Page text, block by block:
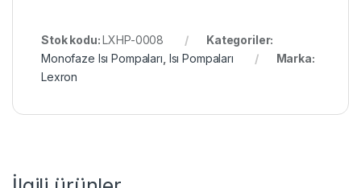
Stok kodu:LXHP-0008
Kategoriler:
Monofaze Isı Pompaları Isı Pompaları
Marka:
Lexron